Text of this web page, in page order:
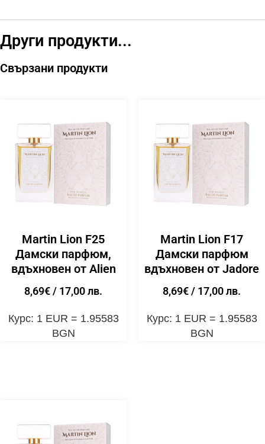
Други продукти...
Свързани продукти
Martin Lion F25
Дамски парфюм,
вдъхновен от Alien
8,69€/ 17,00 лв.
Курс: 1 EUR = 1.95583
BGN
Martin Lion F17
Дамски парфюм
вдъхновен от Jadore
8,69€/ 17,00 лв.
Курс: 1 EUR = 1.95583
BGN